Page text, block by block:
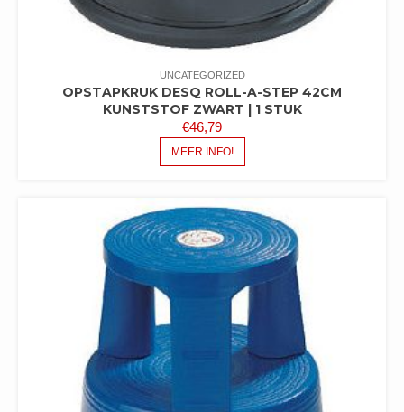
UNCATEGORIZED
OPSTAPKRUK DESQ ROLL-A-STEP 42CM
KUNSTSTOF ZWART | 1 STUK
€46,79
MEER INFO!